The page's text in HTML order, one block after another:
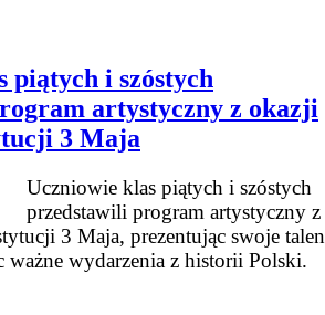
piątych i szóstych
artystyczny z okazji
3 Maja
Uczniowie klas piątych i szóstych
przedstawili program artystyczny z
3 Maja, prezentując swoje
ważne wydarzenia z historii Polski.